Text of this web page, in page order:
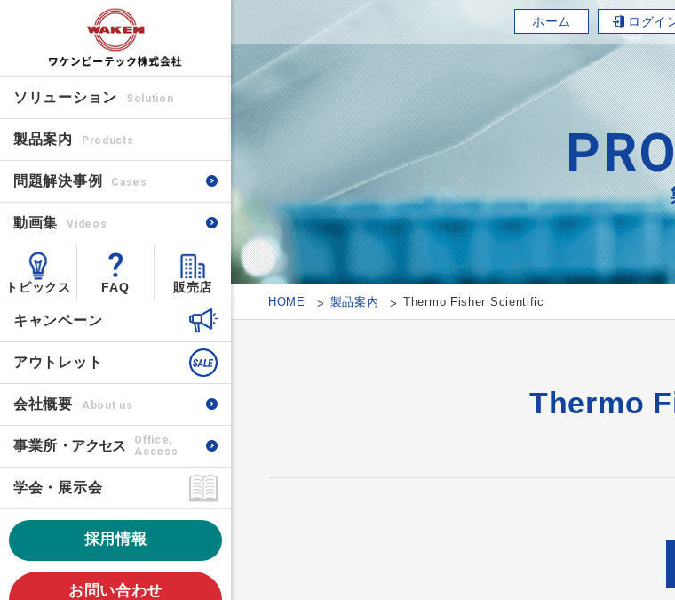
ログイ
ホーム
ソリューション Solution
製品案内 Products
問題解決事例 Cases
動画集 Videos
トピックス FAQ 販売店
キャンペーン
アウトレット
会社概要 About us
事業所 ・アクセス
Office,
Access
学会・展示会
採用情報
お問い合わせ
HOME 製品案内 Thermo Fisher Scientific
Thermo